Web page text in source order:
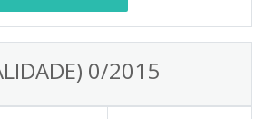
0/2015